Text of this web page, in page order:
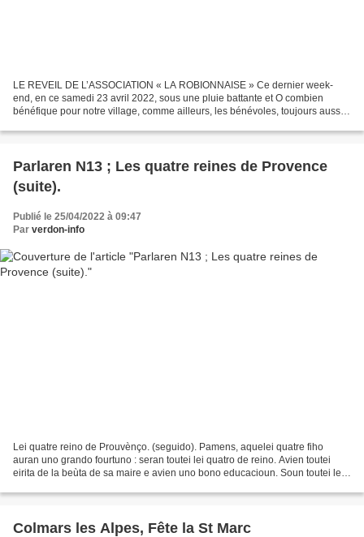
LE REVEIL DE L’ASSOCIATION « LA ROBIONNAISE » Ce dernier week-
end, en ce samedi 23 avril 2022, sous une pluie battante et O combien
bénéfique pour notre village, comme ailleurs, les bénévoles, toujours aussi
Parlaren N13 ; Les quatre reines de Provence
(suite).
Publié le 25/04/2022 à 09:47
Par verdon-info
Lei quatre reino de Prouvènço. (seguido). Pamens, aquelei quatre fiho
auran uno grando fourtuno : seran toutei lei quatro de reino. Avien toutei
eirita de la beùta de sa maire e avien uno bono educacioun. Soun toutei lei
Colmars les Alpes, Fête la St Marc